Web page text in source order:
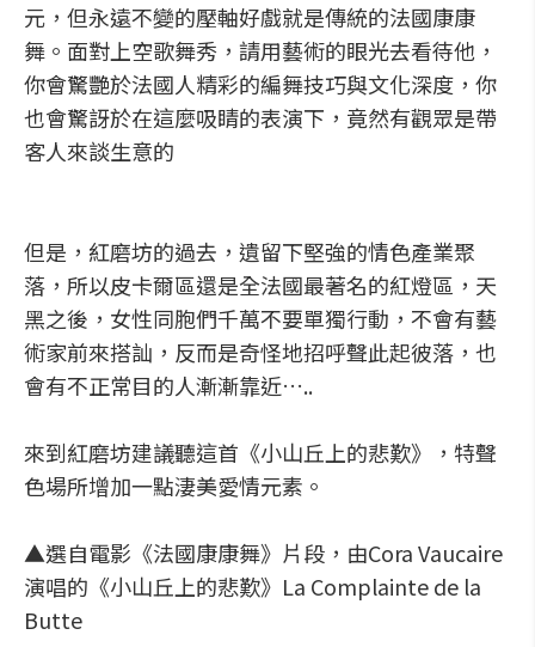
元，但永遠不變的壓軸好戲就是傳統的法國康康
舞。面對上空歌舞秀，請用藝術的眼光去看待他，
你會驚艷於法國人精彩的編舞技巧與文化深度，你
也會驚訝於在這麼吸睛的表演下，竟然有觀眾是帶
客人來談生意的
但是，紅磨坊的過去，遺留下堅強的情色產業聚
落，所以皮卡爾區還是全法國最著名的紅燈區，天
黑之後，女性同胞們千萬不要單獨行動，不會有藝
術家前來搭訕，反而是奇怪地招呼聲此起彼落，也
會有不正常目的人漸漸靠近…..
來到紅磨坊建議聽這首《小山丘上的悲歎》，特聲
色場所增加一點淒美愛情元素。
▲選自電影《法國康康舞》片段，由Cora Vaucaire
演唱的《小山丘上的悲歎》La Complainte de la
Butte